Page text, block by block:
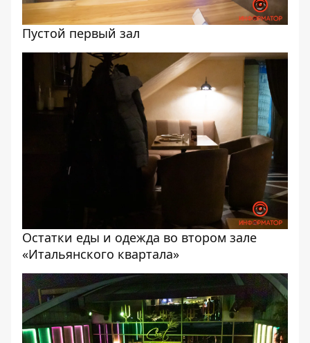
Пустой первый зал
Остатки еды и одежда во втором зале
«Итальянского квартала»